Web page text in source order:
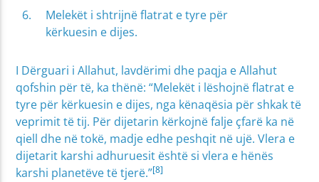
Melekët i shtrijnë flatrat e tyre për
kërkuesin e dijes.
I Dërguari i Allahut, lavdërimi dhe paqja e Allahut
qofshin për të, ka thënë: “Melekët i lëshojnë flatrat e
tyre për kërkuesin e dijes, nga kënaqësia për shkak të
veprimit të tij. Për dijetarin kërkojnë falje çfarë ka në
qiell dhe në tokë, madje edhe peshqit në ujë. Vlera e
dijetarit karshi adhuruesit është si vlera e hënës
karshi planetëve të tjerë.”[8]